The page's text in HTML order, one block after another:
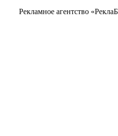
Рекламное агентство